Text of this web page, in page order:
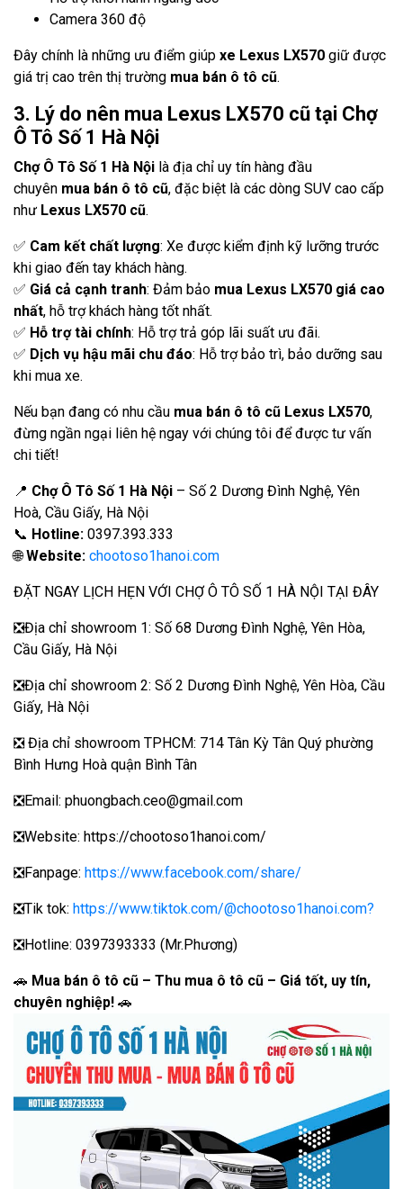
Camera 360 độ
Đây chính là những ưu điểm giúp xe Lexus LX570 giữ được
giá trị cao trên thị trường mua bán ô tô cũ.
3. Lý do nên mua Lexus LX570 cũ tại Chợ
Ô Tô Số 1 Hà Nội
Chợ Ô Tô Số 1 Hà Nội là địa chỉ uy tín hàng đầu
chuyên mua bán ô tô cũ, đặc biệt là các dòng SUV cao cấp
như Lexus LX570 cũ.
✅ Cam kết chất lượng: Xe được kiểm định kỹ lưỡng trước
khi giao đến tay khách hàng.
✅ Giá cả cạnh tranh: Đảm bảo mua Lexus LX570 giá cao
nhất, hỗ trợ khách hàng tốt nhất.
✅ Hỗ trợ tài chính: Hỗ trợ trả góp lãi suất ưu đãi.
✅ Dịch vụ hậu mãi chu đáo: Hỗ trợ bảo trì, bảo dưỡng sau
khi mua xe.
Nếu bạn đang có nhu cầu mua bán ô tô cũ Lexus LX570,
đừng ngần ngại liên hệ ngay với chúng tôi để được tư vấn
chi tiết!
📍 Chợ Ô Tô Số 1 Hà Nội – Số 2 Dương Đình Nghệ, Yên
Hoà, Cầu Giấy, Hà Nội
📞 Hotline: 0397.393.333
🌐Website: chootoso1hanoi.com
ĐẶT NGAY LỊCH HẸN VỚI CHỢ Ô TÔ SỐ 1 HÀ NỘI TẠI ĐÂY
❎Địa chỉ showroom 1: Số 68 Dương Đình Nghệ, Yên Hòa,
Cầu Giấy, Hà Nội
❎Địa chỉ showroom 2: Số 2 Dương Đình Nghệ, Yên Hòa, Cầu
Giấy, Hà Nội
❎ Địa chỉ showroom TPHCM: 714 Tân Kỳ Tân Quý phường
Bình Hưng Hoà quận Bình Tân
❎Email: phuongbach.ceo@gmail.com
❎Website: https://chootoso1hanoi.com/
❎Fanpage: https://www.facebook.com/share/
❎Tik tok: https://www.tiktok.com/@chootoso1hanoi.com?
❎Hotline: 0397393333 (Mr.Phương)
🚗 Mua bán ô tô cũ – Thu mua ô tô cũ – Giá tốt, uy tín,
chuyên nghiệp! 🚗